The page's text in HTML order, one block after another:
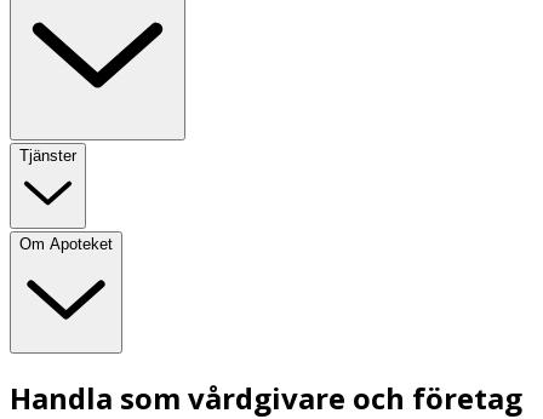
Tjänster
Om Apoteket
Handla som vårdgivare och företag